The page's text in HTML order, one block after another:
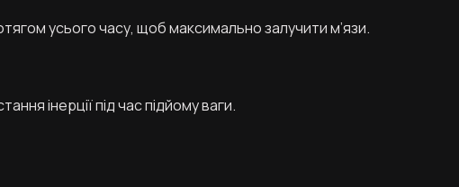
усього часу, щоб максимально залучити м’язи.
інерції під час підйому ваги.